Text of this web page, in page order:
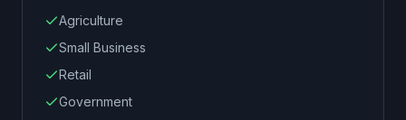
Agriculture
Small Business
Retail
Government